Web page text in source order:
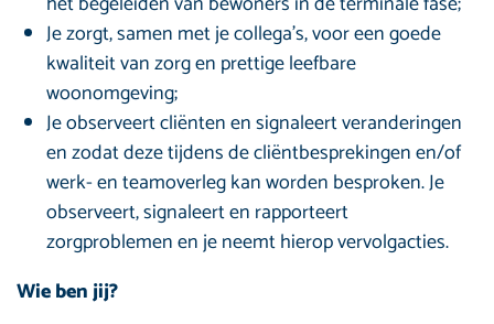
Je zorgt, samen met je collega’s, voor een goede
kwaliteit van zorg en prettige leefbare
woonomgeving;
Je observeert cliënten en signaleert veranderingen
en zodat deze tijdens de cliëntbesprekingen en/of
werk- en teamoverleg kan worden besproken. Je
observeert, signaleert en rapporteert
zorgproblemen en je neemt hierop vervolgacties.
Wie ben jij?